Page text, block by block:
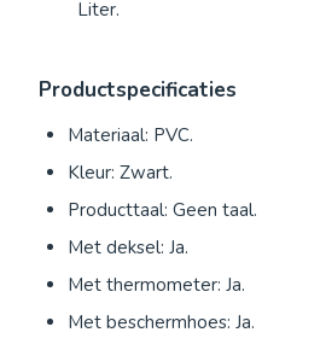
Liter.
Productspecificaties
Materiaal: PVC.
Kleur: Zwart.
Producttaal: Geen taal.
Met deksel: Ja.
Met thermometer: Ja.
Met beschermhoes: Ja.